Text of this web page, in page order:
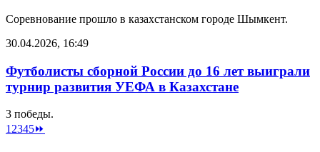
Соревнование прошло в казахстанском городе Шымкент.
30.04.2026, 16:49
Футболисты сборной России до 16 лет выиграли
турнир развития УЕФА в Казахстане
3 победы.
1 2345⏩